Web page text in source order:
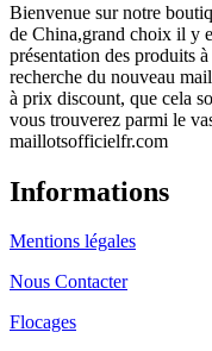
Bienvenue sur notre
de China,grand choix il y
présentation des produits
recherche du nouveau
à prix discount, que cela
vous trouverez parmi le
maillotsofficielfr.com
Informations
Mentions légales
Nous Contacter
Flocages